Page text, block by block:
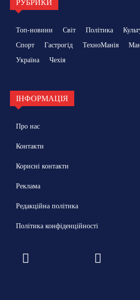
РУБРИКИ
Топ-новини Світ Політика
Спорт
Гастрогід ТехноМанія
Україна
Чехія
ІНФОРМАЦІЯ
Про нас
Контакти
Корисні контакти
Реклама
Редакційна політика
Політика конфіденційності